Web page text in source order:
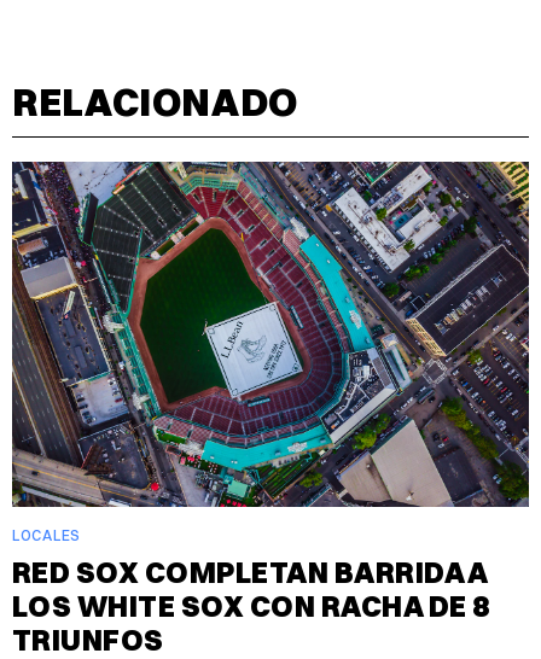
RELACIONADO
LOCALES
RED SOX COMPLETAN BARRIDA A
LOS WHITE SOX CON RACHA DE 8
TRIUNFOS